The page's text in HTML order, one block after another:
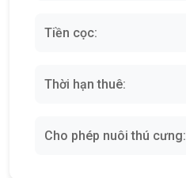
Tiền cọc:
Thời hạn thuê:
Cho phép nuôi thú cưng: